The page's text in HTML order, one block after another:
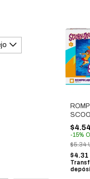
-15%
$5.34
$4.31